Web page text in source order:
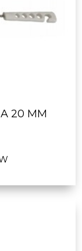
20 MM